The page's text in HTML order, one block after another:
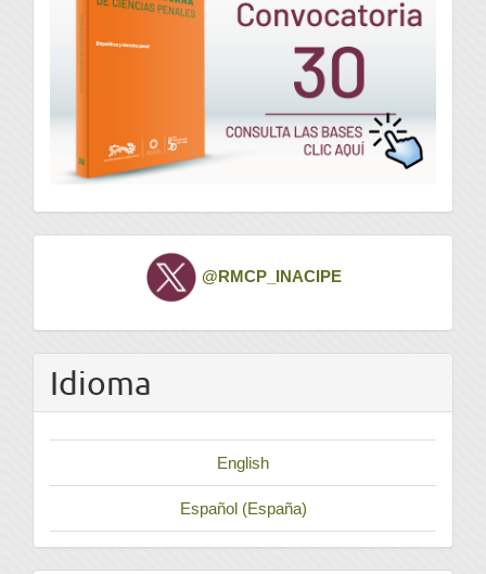
Twitter @RMCP_INACIPE
Idioma
English
Español (España)